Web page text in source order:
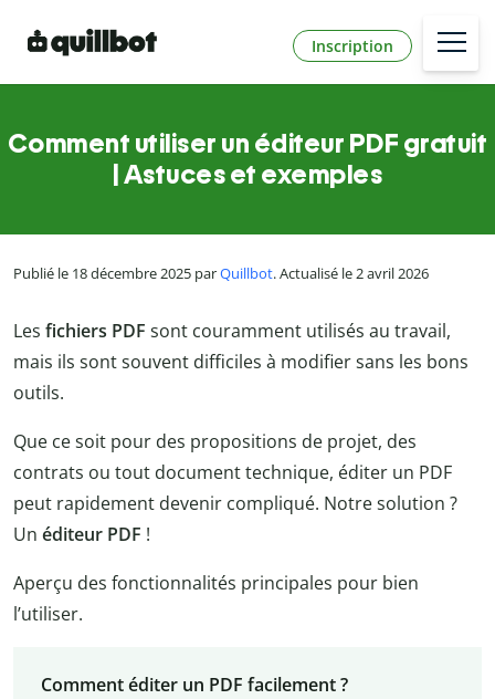
Inscription
Comment utiliser un éditeur PDF gratuit
| Astuces et exemples
Publié le 18 décembre 2025 parQuillbot. Actualisé le 2 avril 2026
Les fichiers PDF sont couramment utilisés au travail,
mais ils sont souvent difficiles à modifier sans les bons
outils.
Que ce soit pour des propositions de projet, des
contrats ou tout document technique, éditer un PDF
peut rapidement devenir compliqué. Notre solution ?
Un éditeur PDF !
Aperçu des fonctionnalités principales pour bien
l’utiliser.
Comment éditer un PDF facilement ?